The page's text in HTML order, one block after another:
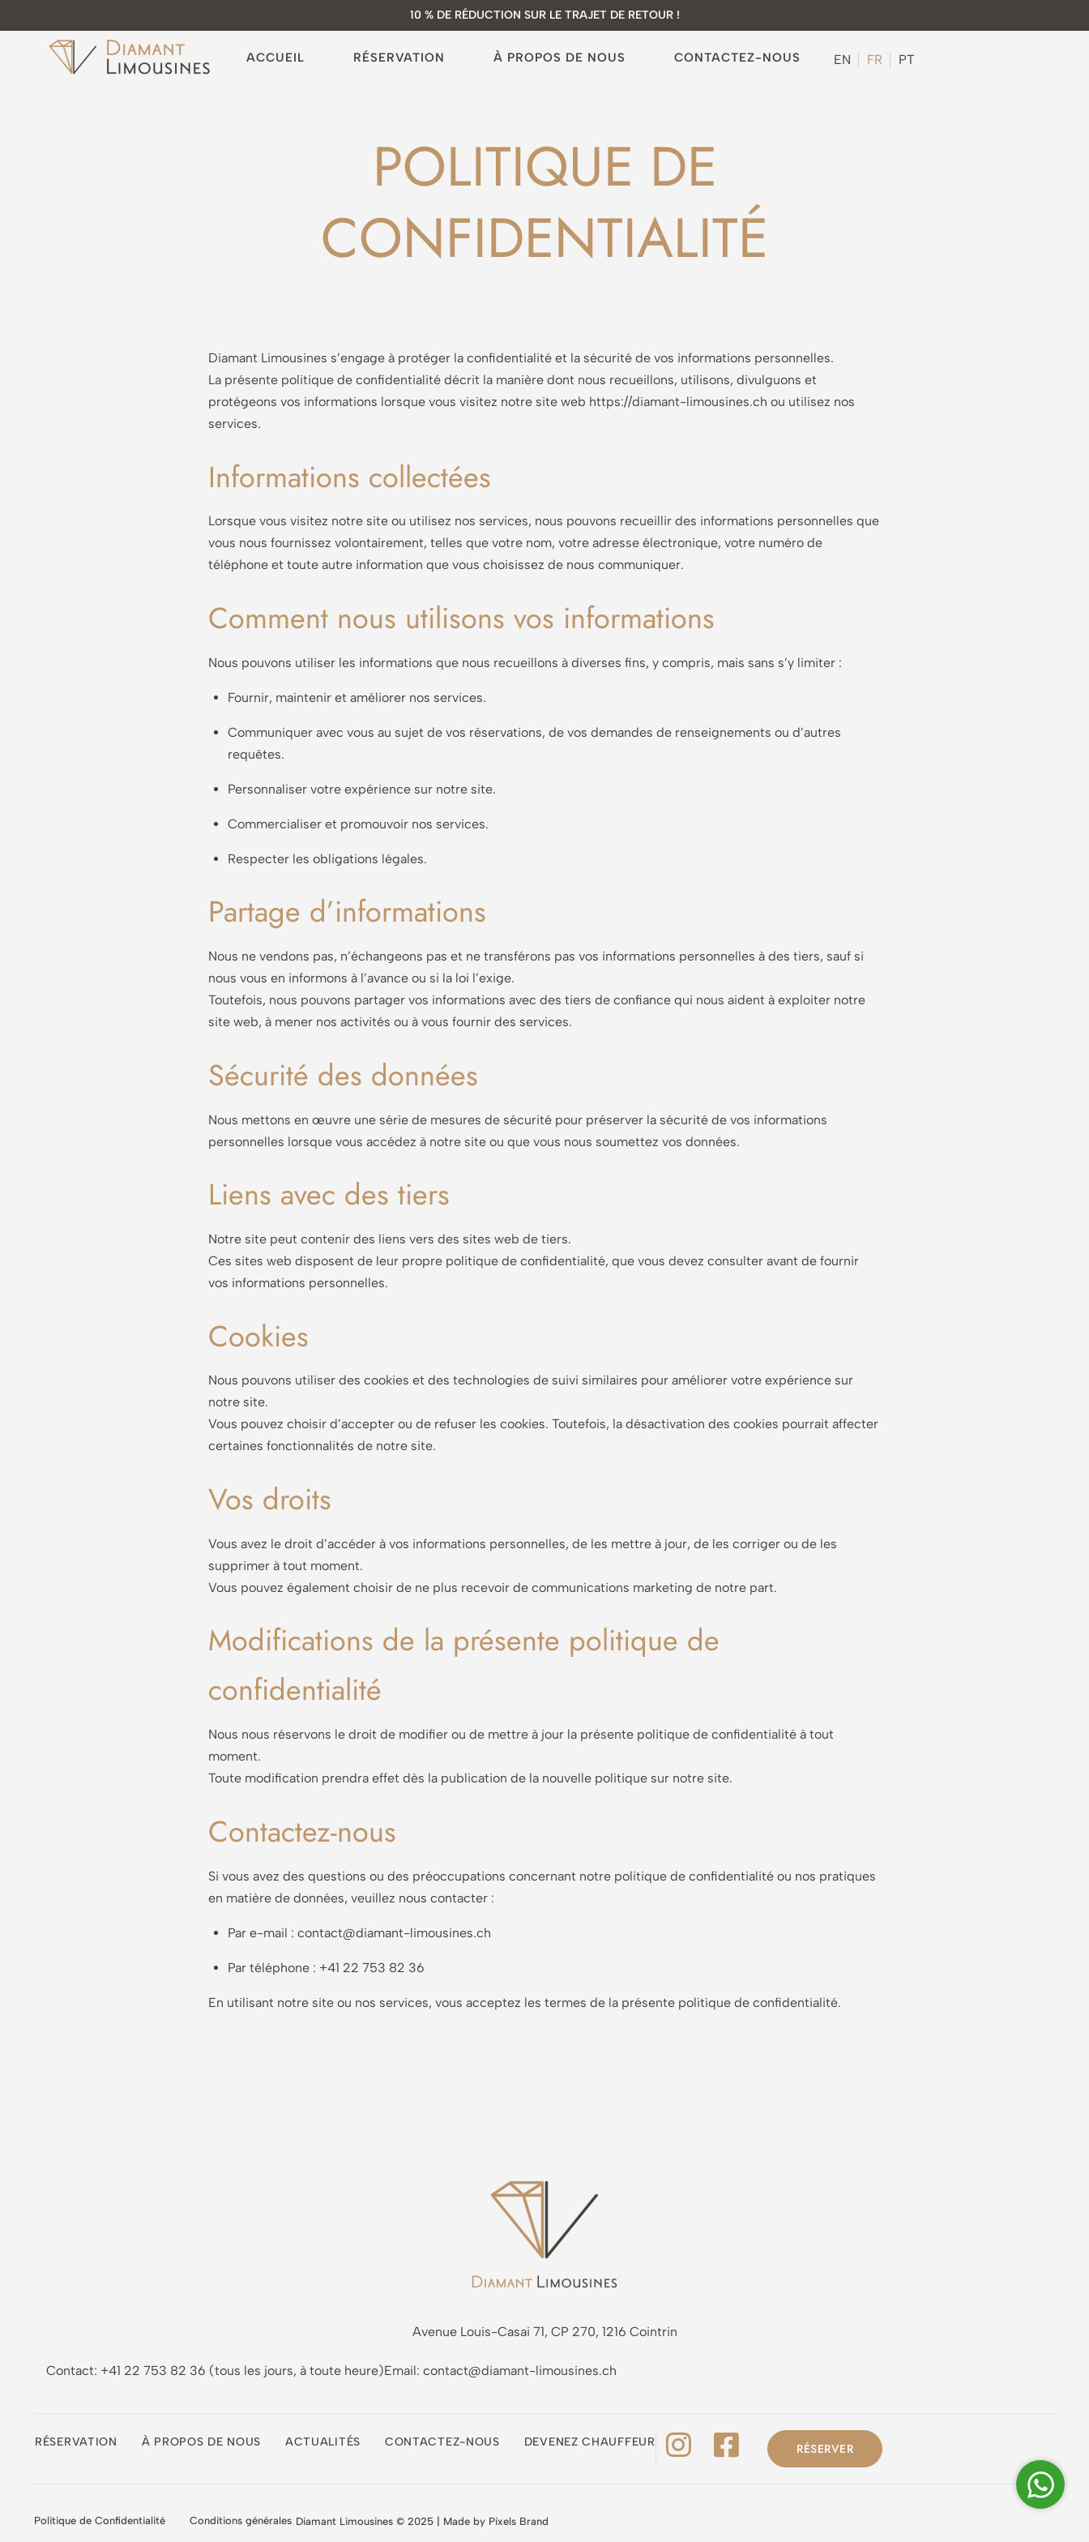
10 % DE RÉDUCTION SUR LE TRAJET DE RETOUR !
ACCUEIL RÉSERVATION À PROPOS DE NOUS CONTACTEZ-NOUS EN FR PT
POLITIQUE DE
CONFIDENTIALITÉ
Diamant Limousines s’engage à protéger la confidentialité et la sécurité de vos informations personnelles.
La présente politique de confidentialité décrit la manière dont nous recueillons, utilisons, divulguons et
protégeons vos informations lorsque vous visitez notre site web https://diamant-limousines.ch ou utilisez nos
services.
Informations collectées
Lorsque vous visitez notre site ou utilisez nos services, nous pouvons recueillir des informations personnelles que
vous nous fournissez volontairement, telles que votre nom, votre adresse électronique, votre numéro de
téléphone et toute autre information que vous choisissez de nous communiquer.
Comment nous utilisons vos informations
Nous pouvons utiliser les informations que nous recueillons à diverses fins, y compris, mais sans s’y limiter :
Fournir, maintenir et améliorer nos services.
Communiquer avec vous au sujet de vos réservations, de vos demandes de renseignements ou d’autres
requêtes.
Personnaliser votre expérience sur notre site.
Commercialiser et promouvoir nos services.
Respecter les obligations légales.
Partage d’informations
Nous ne vendons pas, n’échangeons pas et ne transférons pas vos informations personnelles à des tiers, sauf si
nous vous en informons à l’avance ou si la loi l’exige.
Toutefois, nous pouvons partager vos informations avec des tiers de confiance qui nous aident à exploiter notre
site web, à mener nos activités ou à vous fournir des services.
Sécurité des données
Nous mettons en œuvre une série de mesures de sécurité pour préserver la sécurité de vos informations
personnelles lorsque vous accédez à notre site ou que vous nous soumettez vos données.
Liens avec des tiers
Notre site peut contenir des liens vers des sites web de tiers.
Ces sites web disposent de leur propre politique de confidentialité, que vous devez consulter avant de fournir
vos informations personnelles.
Cookies
Nous pouvons utiliser des cookies et des technologies de suivi similaires pour améliorer votre expérience sur
notre site.
Vous pouvez choisir d’accepter ou de refuser les cookies. Toutefois, la désactivation des cookies pourrait affecter
certaines fonctionnalités de notre site.
Vos droits
Vous avez le droit d’accéder à vos informations personnelles, de les mettre à jour, de les corriger ou de les
supprimer à tout moment.
Vous pouvez également choisir de ne plus recevoir de communications marketing de notre part.
Modifications de la présente politique de
confidentialité
Nous nous réservons le droit de modifier ou de mettre à jour la présente politique de confidentialité à tout
moment.
Toute modification prendra effet dès la publication de la nouvelle politique sur notre site.
Contactez-nous
Si vous avez des questions ou des préoccupations concernant notre politique de confidentialité ou nos pratiques
en matière de données, veuillez nous contacter :
Par e-mail : contact@diamant-limousines.ch
Par téléphone : +41 22 753 82 36
En utilisant notre site ou nos services, vous acceptez les termes de la présente politique de confidentialité.
Avenue Louis-Casai 71, CP 270, 1216 Cointrin
Contact: +41 22 753 82 36 (tous les jours, à toute heure)Email: contact@diamant-limousines.ch
RÉSERVATION À PROPOS DE NOUS ACTUALITÉS CONTACTEZ-NOUS DEVENEZ CHAUFFEUR RÉSERVER
Politique de Confidentialité Conditions générales Diamant Limousines © 2025 | Made by Pixels Brand